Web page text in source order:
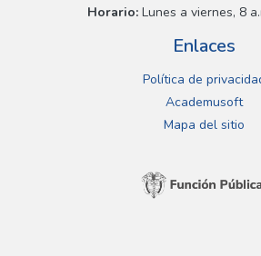
Horario:Lunes a viernes, 8
Enlaces
Política de
Academusoft
Mapa del sitio